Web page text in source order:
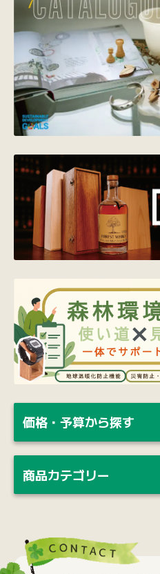
価格・予算から探す
商品カテゴリー